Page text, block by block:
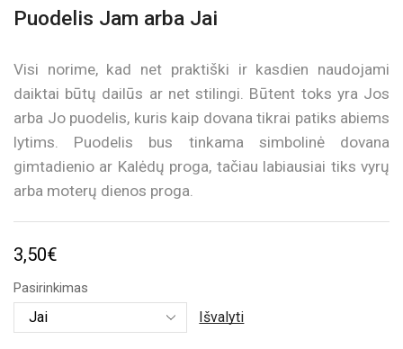
Puodelis Jam arba Jai
Visi norime, kad net praktiški ir kasdien naudojami
daiktai būtų dailūs ar net stilingi. Būtent toks yra Jos
arba Jo puodelis, kuris kaip dovana tikrai patiks abiems
lytims. Puodelis bus tinkama simbolinė dovana
gimtadienio ar Kalėdų proga, tačiau labiausiai tiks vyrų
arba moterų dienos proga.
3,50€
Pasirinkimas
Išvalyti